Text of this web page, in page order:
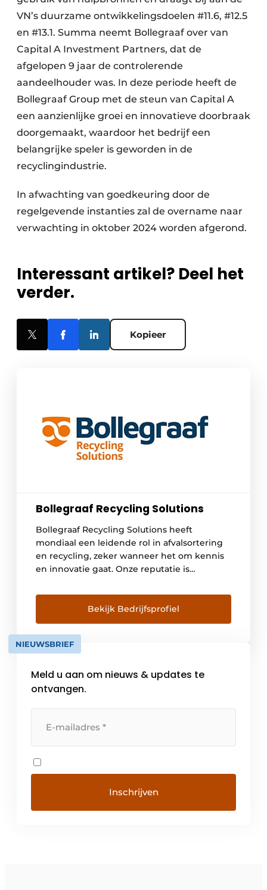
VN’s duurzame ontwikkelingsdoelen #11.6, #12.5
en #13.1. Summa neemt Bollegraaf over van
Capital A Investment Partners, dat de
afgelopen 9 jaar de controlerende
aandeelhouder was. In deze periode heeft de
Bollegraaf Group met de steun van Capital A
een aanzienlijke groei en innovatieve doorbraak
doorgemaakt, waardoor het bedrijf een
belangrijke speler is geworden in de
recyclingindustrie.
In afwachting van goedkeuring door de
regelgevende instanties zal de overname naar
verwachting in oktober 2024 worden afgerond.
Interessant artikel? Deel het
verder.
Kopieer
Bollegraaf Recycling Solutions
Bollegraaf Recycling Solutions heeft
mondiaal een leidende rol in afvalsortering
en recycling, zeker wanneer het om kennis
en innovatie gaat. Onze reputatie is
machines; de prestaties bij het afval
scheiden, de robuustheid en het gemak van
onderhoud zijn uitstekend. Een premium
kwaliteit in combinatie met de expertise van
[…]
Bekijk Bedrijfsprofiel
NIEUWSBRIEF
Meld u aan om nieuws & updates te
ontvangen.